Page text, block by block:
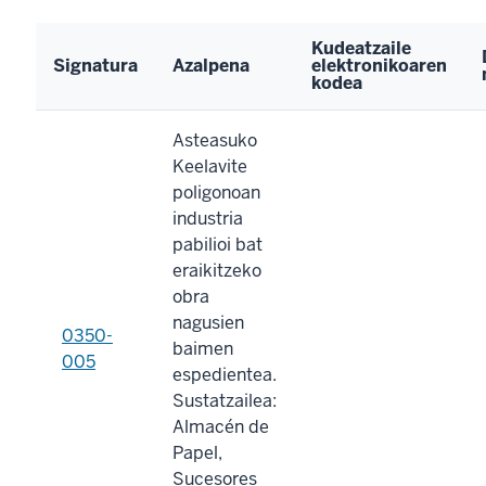
Signatura Azalpena
Kudeatzaile
elektronikoaren
kodea
0350-
005
Asteasuko
Keelavite
poligonoan
industria
pabilioi bat
eraikitzeko
obra
nagusien
baimen
espedientea.
Sustatzailea:
Almacén de
Papel,
Sucesores